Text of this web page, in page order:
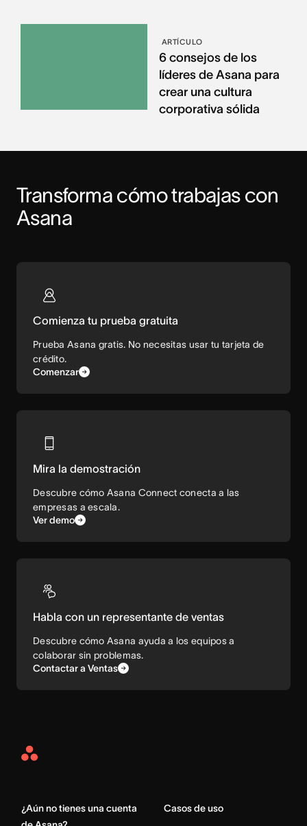
ARTÍCULO
6 consejos de los
líderes de Asana para
crear una cultura
corporativa sólida
Transforma cómo trabajas con
Asana
Comienza tu prueba gratuita
Prueba Asana gratis. No necesitas usar tu tarjeta de
crédito.
Comenzar
Mira la demostración
Descubre cómo Asana Connect conecta a las
empresas a escala.
Ver demo
Habla con un representante de ventas
Descubre cómo Asana ayuda a los equipos a
colaborar sin problemas.
Contactar a Ventas
Asana
¿Aún no tienes una cuenta
Casos de uso